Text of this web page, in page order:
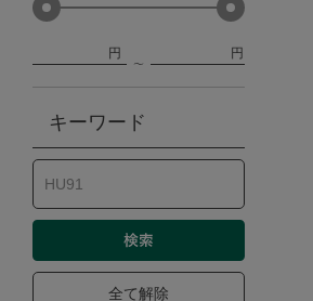
防災グッズ・非常食
トレーニング
ヴィンテージ
円 円
キーワード
全て解除